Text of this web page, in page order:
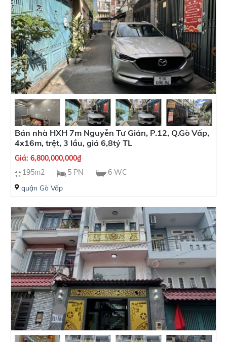
Bán nhà HXH 7m Nguyễn Tư Giản, P.12, Q.Gò Vấp,
4x16m, trệt, 3 lầu, giá 6,8tỷ TL
Giá: 6,800,000,000₫
195m2
5 PN 6 WC
quận Gò Vấp